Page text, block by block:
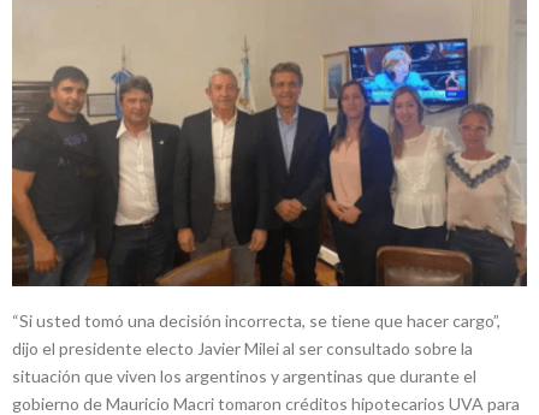
“Si usted tomó una decisión incorrecta, se tiene que hacer cargo”,
dijo el presidente electo Javier Milei al ser consultado sobre la
situación que viven los argentinos y argentinas que durante el
gobierno de Mauricio Macri tomaron créditos hipotecarios UVA para